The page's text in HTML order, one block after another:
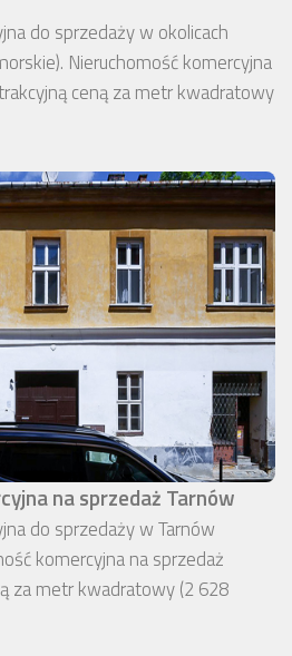
do sprzedaży w okolicach
Nieruchomość komercyjna
ceną za metr kwadratowy
na sprzedaż Tarnów
do sprzedaży w Tarnów
komercyjna na sprzedaż
za metr kwadratowy (2 628